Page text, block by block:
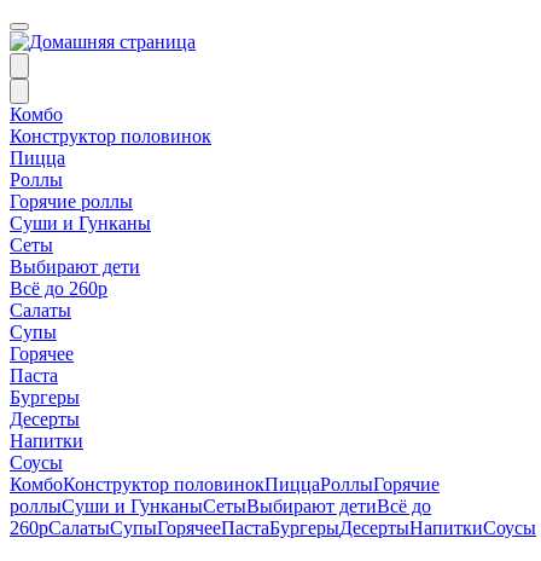
Комбо
Конструктор половинок
Пицца
Роллы
Горячие роллы
Суши и Гунканы
Сеты
Выбирают дети
Всё до 260р
Салаты
Супы
Горячее
Паста
Бургеры
Десерты
Напитки
Соусы
КомбоКонструктор половинокПиццаРоллыГорячие
роллыСуши и ГунканыСетыВыбирают детиВсё до
260рСалатыСупыГорячееПастаБургерыДесертыНапиткиСоусы